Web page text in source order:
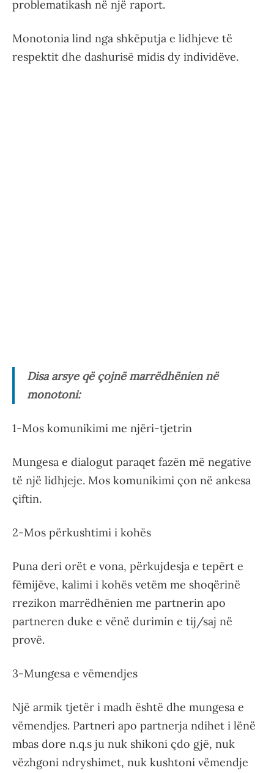
problematikash në një raport.
Monotonia lind nga shkëputja e lidhjeve të
respektit dhe dashurisë midis dy individëve.
Disa arsye që çojnë marrëdhënien në
monotoni:
1-Mos komunikimi me njëri-tjetrin
Mungesa e dialogut paraqet fazën më negative
të një lidhjeje. Mos komunikimi çon në ankesa
çiftin.
2-Mos përkushtimi i kohës
Puna deri orët e vona, përkujdesja e tepërt e
fëmijëve, kalimi i kohës vetëm me shoqërinë
rrezikon marrëdhënien me partnerin apo
partneren duke e vënë durimin e tij/saj në
provë.
3-Mungesa e vëmendjes
Një armik tjetër i madh është dhe mungesa e
vëmendjes. Partneri apo partnerja ndihet i lënë
mbas dore n.q.s ju nuk shikoni çdo gjë, nuk
vëzhgoni ndryshimet, nuk kushtoni vëmendje